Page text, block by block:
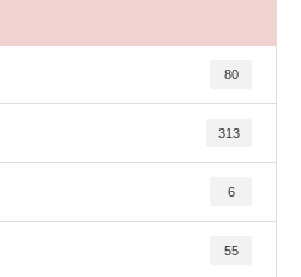
80
313
6
55